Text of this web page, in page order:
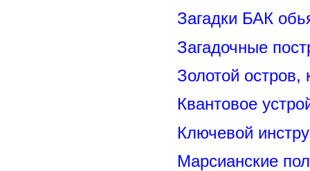
Загадки БАК
Загадочные
Золотой остров,
Квантовое
Ключевой
Марсианские